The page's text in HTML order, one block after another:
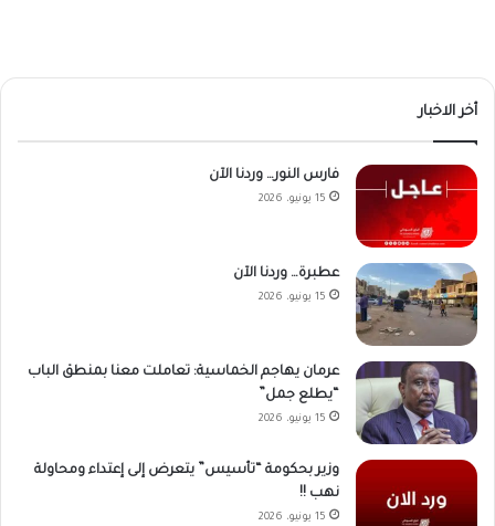
أخر الاخبار
فارس النور… وردنا الآن
15 يونيو، 2026
عطبرة… وردنا الآن
15 يونيو، 2026
عرمان يهاجم الخماسية: تعاملت معنا بمنطق الباب
“يطلع جمل”
15 يونيو، 2026
وزير بحكومة “تأسيس” يتعرض إلى إعتداء ومحاولة
نهب !!
15 يونيو، 2026